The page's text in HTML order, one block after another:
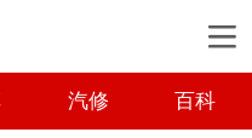
汽修 百科